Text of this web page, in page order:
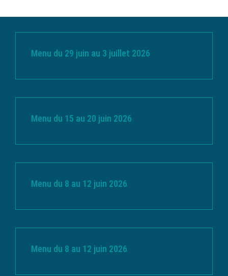
Menu du 29 juin au 3 juillet 2026
Menu du 15 au 20 juin 2026
Menu du 8 au 12 juin 2026
Menu du 8 au 12 juin 2026